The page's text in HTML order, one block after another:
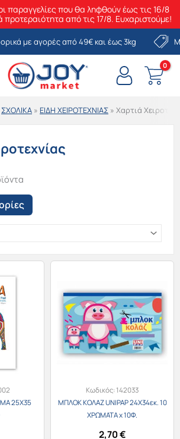
παραγγελίες που θα ληφθούν έως τις 16/8
προτεραιότητα από τις 17/8. Ευχαριστούμε!
με αγορές από 49€ και έως 3kg
ΣΧΟΛΙΚΑ » ΕΙΔΗ ΧΕΙΡΟΤΕΧΝΙΑΣ » Χαρτιά
25X35
Κωδικός:142033
ΜΠΛΟΚ ΚΟΛΑΖ UNIPAP 24X34εκ. 10
ΧΡΩΜΑΤΑ x 10Φ.
2,70€